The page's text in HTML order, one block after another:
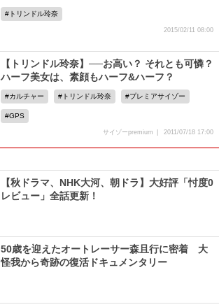
トリンドル玲奈
2015/02/11 08:00
【トリンドル玲奈】──お高い？ それとも可憐？
ハーフ美女は、素顔もハーフ&ハーフ？
カルチャー トリンドル玲奈 プレミアサイゾー
GPS
サイゾーpremium 2011/07/18 17:00
【秋ドラマ、NHK大河、朝ドラ】大好評「忖度0
レビュー」全話更新！
50歳を迎えたオートレーサー森且行に密着 大
怪我から奇跡の復活ドキュメンタリー